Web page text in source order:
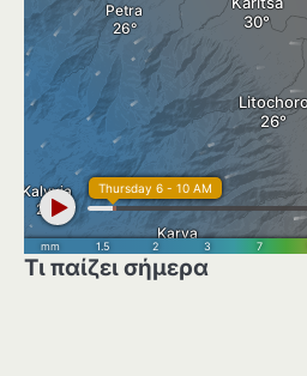
Τι παίζει σήμερα